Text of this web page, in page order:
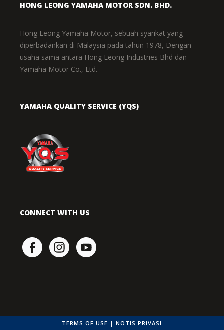
HONG LEONG YAMAHA MOTOR SDN. BHD.
Hong Leong Yamaha Motor, sebuah syarikat yang
diperbadankan di Malaysia pada tahun 1978, Dengan
usaha sama antara Hong Leong Industries Bhd dan
Yamaha Motor Co., Ltd.
YAMAHA QUALITY SERVICE (YQS)
CONNECT WITH US
TERMS OF USE | NOTIS PRIVASI